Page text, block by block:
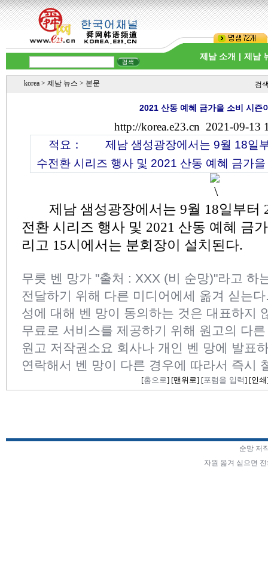
제남 소개 | 제남
korea > 제남 뉴스 > 본문 검
2021 산동 예혜 금가을 소비 시즌
http://korea.e23.cn 2021-09-13
적요：
제남 샘성광장에서는 9월 18일
수전환 시리즈 행사 및 2021 산동 예혜 금가
제남 샘성광장에서는 9월 18일부터
전환 시리즈 행사 및 2021 산동 예혜 금
리고 15시에서는 분회장이 설치된다.
무릇 벤 망가 "출처 : XXX (비 순망)"라고 하
전달하기 위해 다른 미디어에세 옮겨 싣는
성에 대해 벤 망이 동의하는 것은 대표하지
무료로 서비스를 제공하기 위해 원고의 다
원고 저작권소요 회사나 개인 벤 망에 발표
연락해서 벤 망이 다른 경우에 따라서 즉시
[홈으로] [맨위로] [포럼을 입력] [인쇄
순망 저
자원 옮겨 싣으면